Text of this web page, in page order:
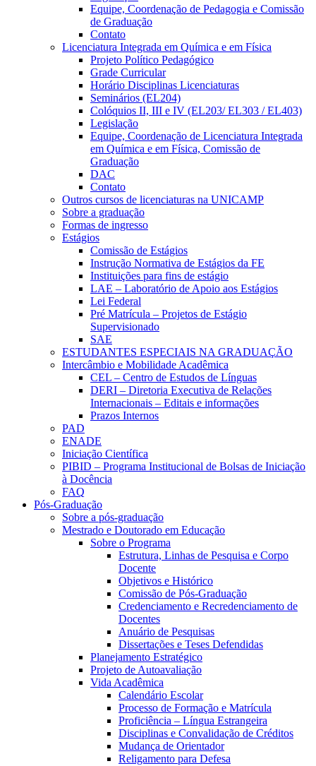
Equipe, Coordenação de Pedagogia e Comissão
de Graduação
Contato
Licenciatura Integrada em Química e em Física
Projeto Político Pedagógico
Grade Curricular
Horário Disciplinas Licenciaturas
Seminários (EL204)
Colóquios II, III e IV (EL203/ EL303 / EL403)
Legislação
Equipe, Coordenação de Licenciatura Integrada
em Química e em Física, Comissão de
Graduação
DAC
Contato
Outros cursos de licenciaturas na UNICAMP
Sobre a graduação
Formas de ingresso
Estágios
Comissão de Estágios
Instrução Normativa de Estágios da FE
Instituições para fins de estágio
LAE – Laboratório de Apoio aos Estágios
Lei Federal
Pré Matrícula – Projetos de Estágio
Supervisionado
SAE
ESTUDANTES ESPECIAIS NA GRADUAÇÃO
Intercâmbio e Mobilidade Acadêmica
CEL – Centro de Estudos de Línguas
DERI – Diretoria Executiva de Relações
Internacionais – Editais e informações
Prazos Internos
PAD
ENADE
Iniciação Científica
PIBID – Programa Institucional de Bolsas de Iniciação
à Docência
FAQ
Pós-Graduação
Sobre a pós-graduação
Mestrado e Doutorado em Educação
Sobre o Programa
Estrutura, Linhas de Pesquisa e Corpo
Docente
Objetivos e Histórico
Comissão de Pós-Graduação
Credenciamento e Recredenciamento de
Docentes
Anuário de Pesquisas
Dissertações e Teses Defendidas
Planejamento Estratégico
Projeto de Autoavaliação
Vida Acadêmica
Calendário Escolar
Processo de Formação e Matrícula
Proficiência – Língua Estrangeira
Disciplinas e Convalidação de Créditos
Mudança de Orientador
Religamento para Defesa